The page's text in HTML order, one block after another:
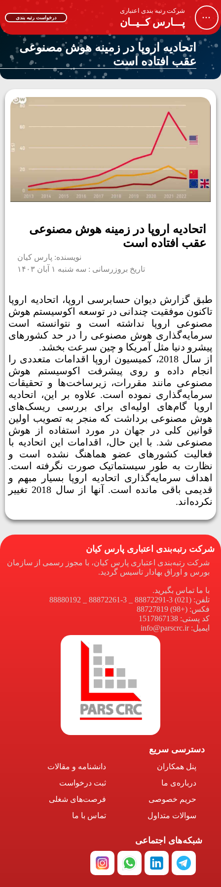
...
شرکت رتبه بندی اعتباری
پـــارس کــیــان درخواست رتبه بندی
اتحادیه اروپا در زمینه هوش مصنوعی
عقب افتاده است
اتحادیه اروپا در زمینه هوش مصنوعی
عقب افتاده است
نویسنده: پارس کیان
تاریخ بروزرسانی : سه شنبه ۱ آبان ۱۴۰۳
طبق گزارش دیوان حسابرسی اروپا، اتحادیه اروپا
تاکنون موفقیت چندانی در توسعه اکوسیستم هوش
مصنوعی اروپا نداشته است و نتوانسته است
سرمایه‌گذاری هوش مصنوعی را در حد کشورهای
پیشرو دنیا مثل آمریکا و چین سرعت بخشد.
از سال 2018، کمیسیون اروپا اقدامات متعددی را
انجام داده و روی پیشرفت اکوسیستم هوش
مصنوعی مانند مقررات، زیرساخت‌ها و تحقیقات
سرمایه‌گذاری نموده است. علاوه بر این، اتحادیه
اروپا گام‌های اولیه‌ای برای بررسی ریسک‌های
هوش مصنوعی برداشت که منجر به تصویب اولین
قوانین کلی در جهان در مورد استفاده از هوش
مصنوعی شد. با این حال، اقدامات این اتحادیه با
فعالیت‌ کشورهای عضو هماهنگ نشده است و
نظارت به طور سیستماتیک صورت نگرفته است.
اهداف سرمایه‌گذاری اتحادیه اروپا بسیار مبهم و
قدیمی باقی مانده است. آنها از سال 2018 تغییر
نکرده‌اند.
شرکت رتبه‌بندی اعتباری پارس کیان
شرکت رتبه‌بندی اعتباری پارس کیان، با مجوز رسمی از سازمان
بورس و اوراق بهادار تاسیس گردید.
با ما تماس بگیرید.
تلفن: (021) 3-88872291 _ 3-88872261 _ 88880192
فکس: (+98) 88727819
کد پستی: 1517867138
ایمیل: info@parscrc.ir
دسترسی سریع
پنل همکاران
درباره‌ی ما
حریم خصوصی
سوالات متداول
دانشنامه و مقالات
ثبت درخواست
فرصت‌های شغلی
تماس با ما
شبکه‌های اجتماعی